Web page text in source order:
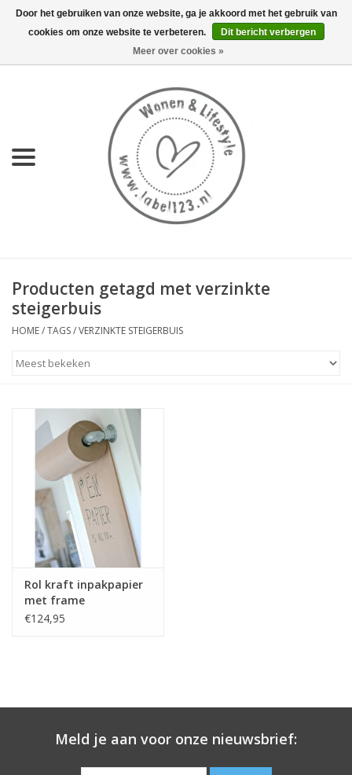
0 Artikelen - €0,00
KEUKEN
LIFESTYLE
OUTDOOR
SALE
KAMERS
ALGEMEEN
Merken
Producten getagd met verzinkte
steigerbuis
HOME/TAGS/VERZINKTE STEIGERBUIS
Rol kraft inpakpapier
met frame
€124,95
Meld je aan voor onze nieuwsbrief:
Door het gebruiken van onze website, ga je akkoord met het gebruik van
cookies om onze website te verbeteren.
Dit bericht verbergen
Meer over cookies »